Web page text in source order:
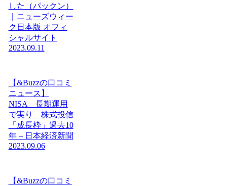
した（パックン）
｜ニューズウィー
ク日本版 オフィ
シャルサイト
2023.09.11
【&Buzzの口コミ
ニュース】
NISA 長期運用
で実り 株式投信
「成長枠」過去10
年 – 日本経済新聞
2023.09.06
【&Buzzの口コミ